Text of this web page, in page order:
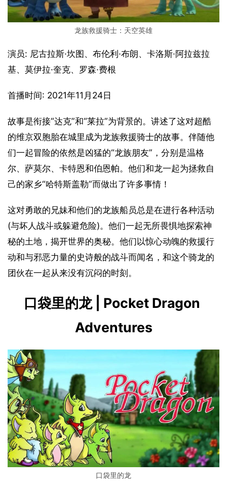
龙族救援骑士：天空英雄
演员: 尼古拉斯·坎图、布伦利·布朗、卡洛斯·阿拉兹拉
基、莫伊拉·奎克、罗森·费根
首播时间: 2021年11月24日
故事是衔接“达克”和“莱拉”为背景的。讲述了这对超酷
的维京双胞胎在城里成为龙族救援骑士的故事。伴随他
们一起冒险的依然是凶猛的“龙族朋友”，分别是温格
尔、萨莫尔、卡特恩和伯恩帕。他们和龙一起为拯救自
己的家乡“哈特斯盖勒”而做出了许多事情！
这对勇敢的兄妹和他们的龙族船员总是在进行各种活动
(与坏人战斗或躲避危险)。他们一起无所畏惧地探索神
秘的土地，揭开世界的奥秘。他们以惊心动魄的救援行
动和与邪恶力量的史诗般的战斗而闻名，和这个骑龙的
团伙在一起从来没有沉闷的时刻。
口袋里的龙 | Pocket Dragon
Adventures
口袋里的龙